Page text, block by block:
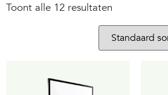
Toont alle 12 resultaten